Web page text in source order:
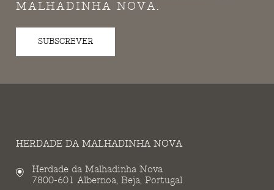
MALHADINHA NOVA.
SUBSCREVER
HERDADE DA MALHADINHA NOVA
Herdade da Malhadinha Nova
7800-601 Albernoa, Beja, Portugal